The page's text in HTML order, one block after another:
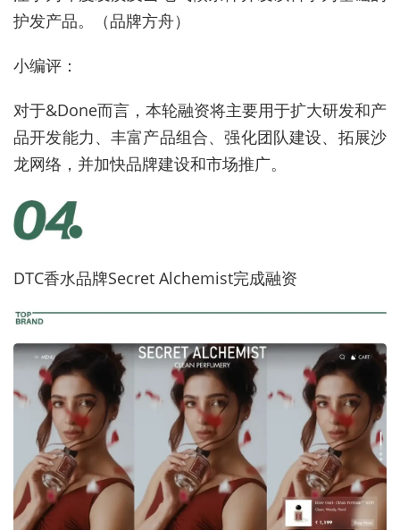
护发产品。（品牌方舟）
小编评：
对于&Done而言，本轮融资将主要用于扩大研发和产
品开发能力、丰富产品组合、强化团队建设、拓展沙
龙网络，并加快品牌建设和市场推广。
DTC香水品牌Secret Alchemist完成融资